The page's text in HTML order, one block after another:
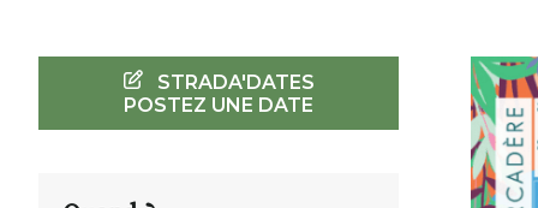
STRADA'DATES
POSTEZ UNE DATE